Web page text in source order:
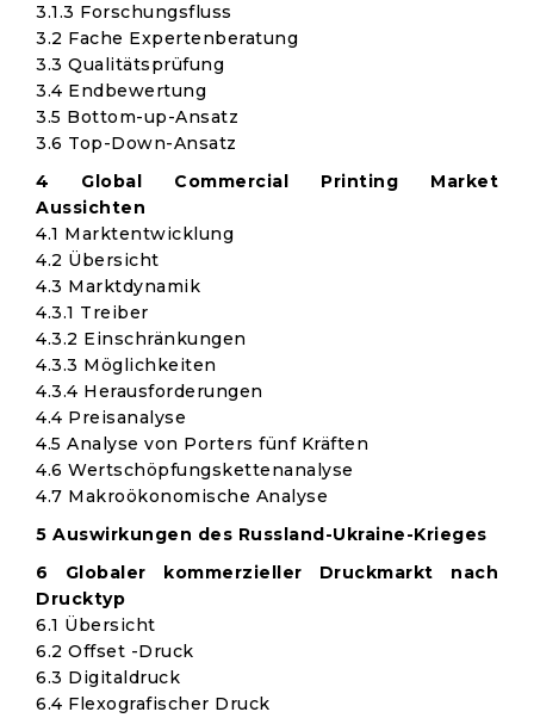
3.1.3 Forschungsfluss
3.2 Fache Expertenberatung
3.3 Qualitätsprüfung
3.4 Endbewertung
3.5 Bottom-up-Ansatz
3.6 Top-Down-Ansatz
4 Global Commercial Printing Market
Aussichten
4.1 Marktentwicklung
4.2 Übersicht
4.3 Marktdynamik
4.3.1 Treiber
4.3.2 Einschränkungen
4.3.3 Möglichkeiten
4.3.4 Herausforderungen
4.4 Preisanalyse
4.5 Analyse von Porters fünf Kräften
4.6 Wertschöpfungskettenanalyse
4.7 Makroökonomische Analyse
5 Auswirkungen des Russland-Ukraine-Krieges
6 Globaler kommerzieller Druckmarkt nach
Drucktyp
6.1 Übersicht
6.2 Offset -Druck
6.3 Digitaldruck
6.4 Flexografischer Druck